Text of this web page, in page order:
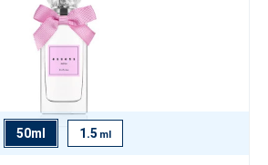
50ml 1.5 ml